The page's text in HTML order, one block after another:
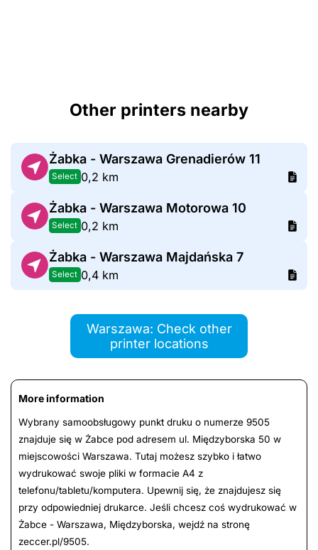
Other printers nearby
Żabka - Warszawa Grenadierów 11
Select 0,2 km
Żabka - Warszawa Motorowa 10
Select 0,2 km
Żabka - Warszawa Majdańska 7
Select 0,4 km
Warszawa: Check other
printer locations
More information
Wybrany samoobsługowy punkt druku o numerze 9505
znajduje się w Żabce pod adresem ul. Międzyborska 50 w
miejscowości Warszawa. Tutaj możesz szybko i łatwo
wydrukować swoje pliki w formacie A4 z
telefonu/tabletu/komputera. Upewnij się, że znajdujesz się
przy odpowiedniej drukarce. Jeśli chcesz coś wydrukować w
Żabce - Warszawa, Międzyborska, wejdź na stronę
zeccer.pl/9505.